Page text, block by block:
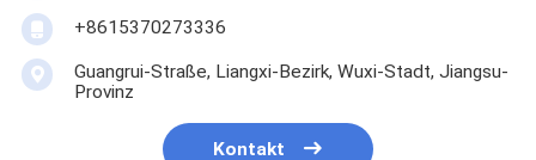
+8615370273336
Guangrui-Straße, Liangxi-Bezirk, Wuxi-Stadt, Jiangsu-
Provinz
Kontakt